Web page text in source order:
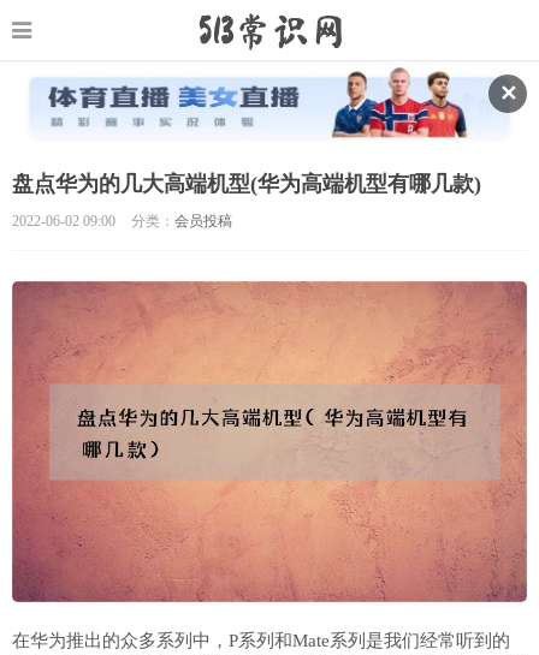
✕
盘点华为的几大高端机型(华为高端机型有哪几款)
2022-06-02 09:00 分类： 会员投稿
在华为推出的众多系列中，P系列和Mate系列是我们经常听到的